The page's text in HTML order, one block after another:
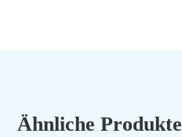
Ähnliche Produkte